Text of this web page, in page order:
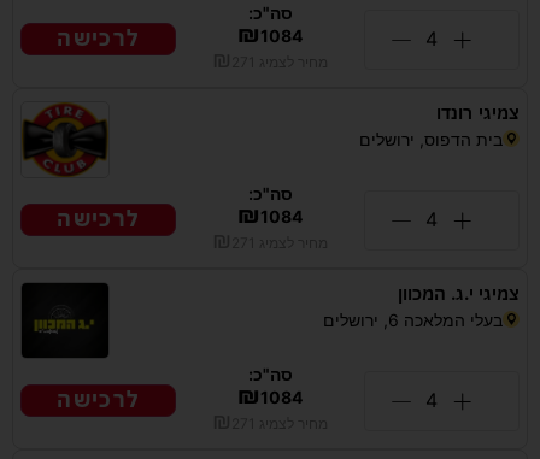
סה"כ:
₪1084 לרכישה
צמיגי רונדו
בית הדפוס, ירושלים
סה"כ:
₪1084 לרכישה
צמיגי י.ג. המכוון
בעלי המלאכה 6, ירושלים
סה"כ:
₪1084 לרכישה